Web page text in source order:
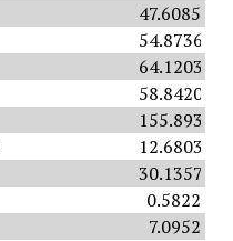
47.6085
54.8736
64.1203
58.8420
155.8934
12.6803
30.1357
0.5822
7.0952